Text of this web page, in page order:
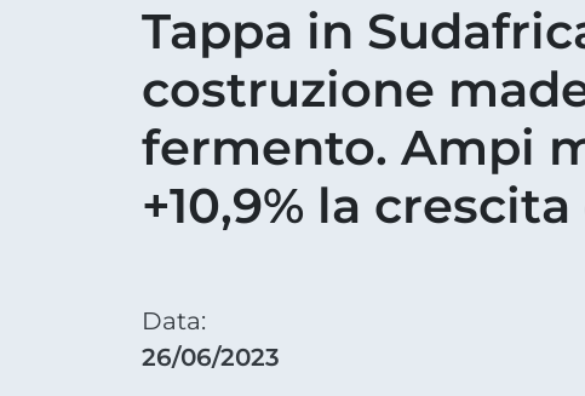
Tappa in
costruzione
fermento. Ampi
+10,9% la
Data:
26/06/2023